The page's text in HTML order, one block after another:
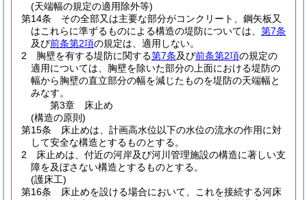
(天端幅の規定の適用除外等)
第14条
その全部又は主要な部分がコンクリート、鋼矢板又
はこれらに準ずるものによる構造の堤防については、 第7条
及び前条第2項の規定は、適用しない。
2
胸壁を有する堤防に関する第7条及び前条第2項の規定の
適用については、胸壁を除いた部分の上面における堤防の
幅から胸壁の直立部分の幅を減じたものを堤防の天端幅と
みなす。
第3章
床止め
(構造の原則)
第15条
床止めは、計画高水位以下の水位の流水の作用に対
して安全な構造とするものとする。
2
床止めは、付近の河岸及び河川管理施設の構造に著しい支
障を及ぼさない構造とするものとする。
(護床工)
第16条
床止めを設ける場合において、これを接続する河床